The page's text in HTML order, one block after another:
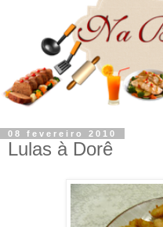
08 fevereiro 2010
Lulas à Dorê